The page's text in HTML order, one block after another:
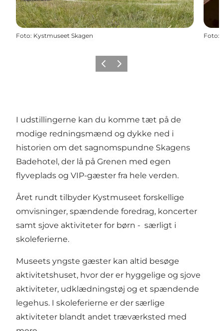
Foto: Kystmuseet Skagen Foto:
ForrigeNæste
I udstillingerne kan du komme tæt på de
modige redningsmænd og dykke ned i
historien om det sagnomspundne Skagens
Badehotel, der lå på Grenen med egen
flyveplads og VIP-gæster fra hele verden.
Året rundt tilbyder Kystmuseet forskellige
omvisninger, spændende foredrag, koncerter
samt sjove aktiviteter for børn - særligt i
skoleferierne.
Museets yngste gæster kan altid besøge
aktivitetshuset, hvor der er hyggelige og sjove
aktiviteter, udklædningstøj og et spændende
legehus. I skoleferierne er der særlige
aktiviteter blandt andet træværksted med